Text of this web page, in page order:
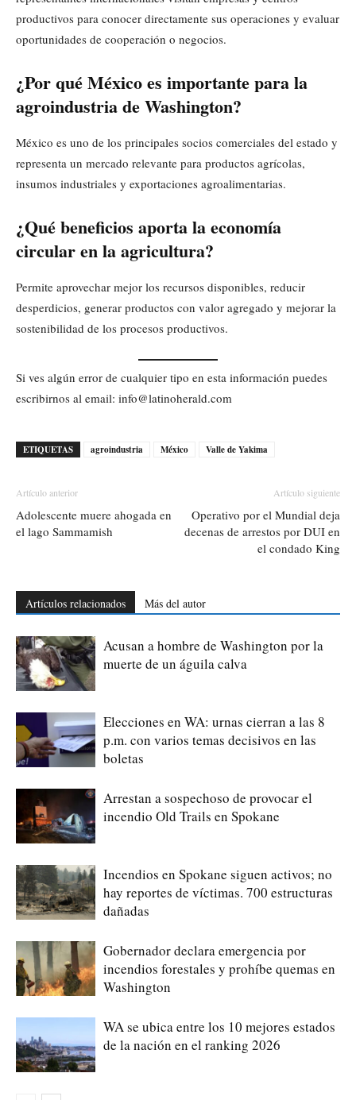
productivos para conocer directamente sus operaciones y evaluar
oportunidades de cooperación o negocios.
¿Por qué México es importante para la
agroindustria de Washington?
México es uno de los principales socios comerciales del estado y
representa un mercado relevante para productos agrícolas,
insumos industriales y exportaciones agroalimentarias.
¿Qué beneficios aporta la economía
circular en la agricultura?
Permite aprovechar mejor los recursos disponibles, reducir
desperdicios, generar productos con valor agregado y mejorar la
sostenibilidad de los procesos productivos.
Si ves algún error de cualquier tipo en esta información puedes
escribirnos al email: info@latinoherald.com
ETIQUETAS agroindustria México Valle de Yakima
Artículo anterior
Adolescente muere ahogada en
el lago Sammamish
Artículo siguiente
Operativo por el Mundial deja
decenas de arrestos por DUI en
el condado King
Artículos relacionados Más del autor
Acusan a hombre de Washington por la
muerte de un águila calva
Elecciones en WA: urnas cierran a las 8
p.m. con varios temas decisivos en las
boletas
Arrestan a sospechoso de provocar el
incendio Old Trails en Spokane
Incendios en Spokane siguen activos; no
hay reportes de víctimas. 700 estructuras
dañadas
Gobernador declara emergencia por
incendios forestales y prohíbe quemas en
Washington
WA se ubica entre los 10 mejores estados
de la nación en el ranking 2026